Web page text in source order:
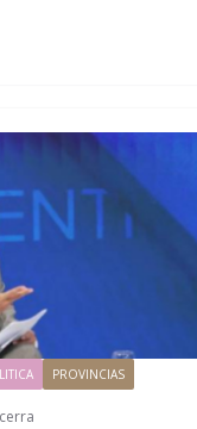
PROVINCIAS